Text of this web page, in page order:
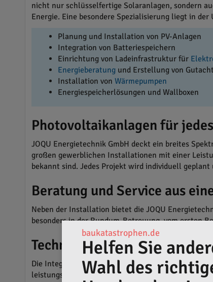
nicht nur schlüsselfertige Solaranlagen, sondern
Energie. Eine besondere Spezialisierung liegt in
Planung und Installation von PV-Anlagen
Integration von Batteriespeichern
Einrichtung von Ladeinfrastruktur für
Energieberatungund Erstellung von
Installation von Wärmepumpen
Energiespeicherlösungen und Wallboxen
Photovoltaikanlagen für
JOQU Energietechnik GmbH deckt ein breites
großen gewerblichen Installationen mit einer
bekannt sind. Jedes Projekt wird individuell
Beratung und Service aus
Neben der Installation bietet die JOQU
besonders in der Rundum-Betreuung, vom ersten
Technologische
Die Integration moderner Energietechnik zeigt
leistungsstarken Batteriespeichern. Eine
baukatastrophen.de
Helfen Sie
Wahl des